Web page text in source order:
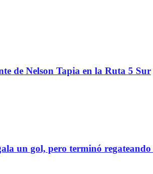
de Nelson Tapia en la Ruta 5 Sur
un gol, pero terminó